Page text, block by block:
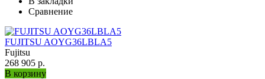
Сравнение
FUJITSU AOYG36LBLA5
Fujitsu
268 905 р.
В корзину